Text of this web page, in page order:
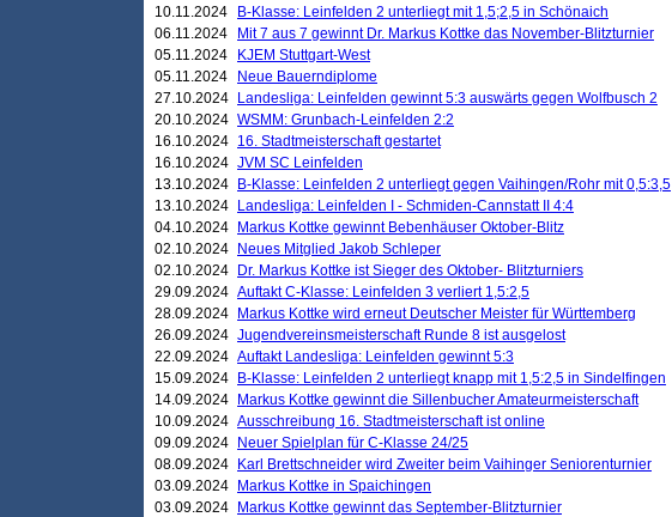
10.11.2024
B-Klasse: Leinfelden 2 unterliegt mit 1,5;2,5 in Schönaich
06.11.2024
Mit 7 aus 7 gewinnt Dr. Markus Kottke das November-Blitzturnier
05.11.2024
KJEM Stuttgart-West
05.11.2024
Neue Bauerndiplome
27.10.2024
Landesliga: Leinfelden gewinnt 5:3 auswärts gegen Wolfbusch 2
20.10.2024 WSMM: Grunbach-Leinfelden 2:2
16.10.2024 16. Stadtmeisterschaft gestartet
16.10.2024 JVM SC Leinfelden
13.10.2024
B-Klasse: Leinfelden 2 unterliegt gegen Vaihingen/Rohr mit 0,5:3,5
13.10.2024
Landesliga: Leinfelden I - Schmiden-Cannstatt II 4:4
04.10.2024
Markus Kottke gewinnt Bebenhäuser Oktober-Blitz
02.10.2024
Neues Mitglied Jakob Schleper
02.10.2024
Dr. Markus Kottke ist Sieger des Oktober- Blitzturniers
29.09.2024 Auftakt C-Klasse: Leinfelden 3 verliert 1,5:2,5
28.09.2024
Markus Kottke wird erneut Deutscher Meister für Württemberg
26.09.2024 Jugendvereinsmeisterschaft Runde 8 ist ausgelost
22.09.2024 Auftakt Landesliga: Leinfelden gewinnt 5:3
15.09.2024
B-Klasse: Leinfelden 2 unterliegt knapp mit 1,5:2,5 in Sindelfingen
14.09.2024
Markus Kottke gewinnt die Sillenbucher Amateurmeisterschaft
10.09.2024 Ausschreibung 16. Stadtmeisterschaft ist online
09.09.2024
Neuer Spielplan für C-Klasse 24/25
08.09.2024
Karl Brettschneider wird Zweiter beim Vaihinger Seniorenturnier
03.09.2024
Markus Kottke in Spaichingen
03.09.2024
Markus Kottke gewinnt das September-Blitzturnier